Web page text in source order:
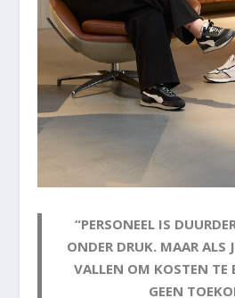
“PERSONEEL IS
ONDER DRUK. MAAR ALS
VALLEN OM KOSTEN TE
GEEN